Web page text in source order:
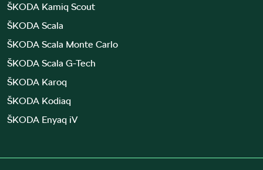
ŠKODA Kamiq Scout
ŠKODA Scala
ŠKODA Scala Monte Carlo
ŠKODA Scala G-Tech
ŠKODA Karoq
ŠKODA Kodiaq
ŠKODA Enyaq iV